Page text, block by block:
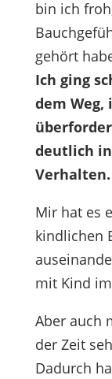
bin ich
gehört
Ich ging
dem
deutlich
Verhalten.
Mir hat es
kindlichen
mit Kind
Aber auch
der Zeit
Dadurch